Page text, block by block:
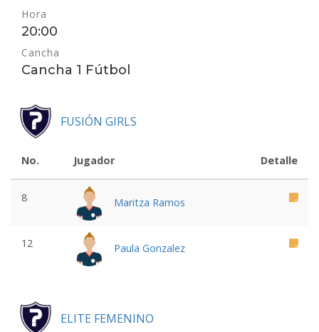
Hora
20:00
Cancha
Cancha 1 Fútbol
FUSIÓN GIRLS
No. Jugador Detalle
8 Maritza Ramos
12 Paula Gonzalez
ELITE FEMENINO